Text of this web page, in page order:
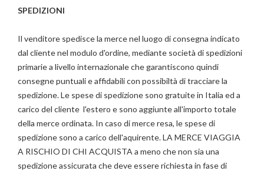
SPEDIZIONI
Il venditore spedisce la merce nel luogo di consegna indicato
dal cliente nel modulo d'ordine, mediante società di spedizioni
primarie a livello internazionale che garantiscono quindi
consegne puntuali e affidabili con possibiltà di tracciare la
spedizione. Le spese di spedizione sono gratuite in Italia ed a
carico del cliente l'estero e sono aggiunte all'importo totale
della merce ordinata. In caso di merce resa, le spese di
spedizione sono a carico dell'aquirente. LA MERCE VIAGGIA
A RISCHIO DI CHI ACQUISTA a meno che non sia una
spedizione assicurata che deve essere richiesta in fase di